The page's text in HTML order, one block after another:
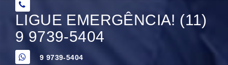
LIGUE EMERGÊNCIA! (11)
9 9739-5404
9 9739-5404